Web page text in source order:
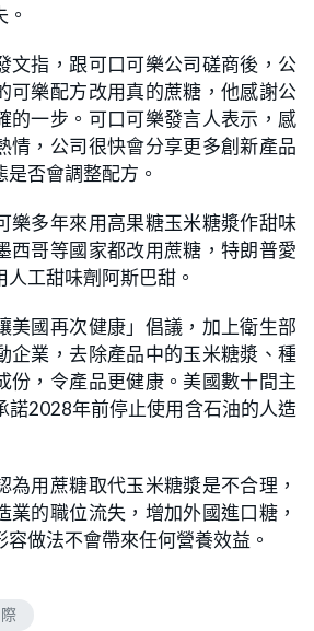
文指，跟可口可樂公司磋商後，公
可樂配方改用真的蔗糖，他感謝公
的一步。可口可樂發言人表示，感
情，公司很快會分享更多創新產品
否會調整配方。
樂多年來用高果糖玉米糖漿作甜味
西哥等國家都改用蔗糖，特朗普愛
工甜味劑阿斯巴甜。
美國再次健康」倡議，加上衛生部
企業，去除產品中的玉米糖漿、種
份，令產品更健康。美國數十間主
諾2028年前停止使用含石油的人造
為用蔗糖取代玉米糖漿是不合理，
業的職位流失，增加外國進口糖，
做法不會帶來任何營養效益。